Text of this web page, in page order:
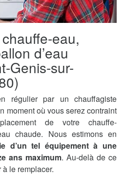
eau,
d’eau
Genis-sur-
régulier par un chauffagiste
moment où vous serez contraint
de votre chauffe-
chaude. Nous estimons en
d’un tel équipement à une
ans maximum. Au-delà de ce
le remplacer.